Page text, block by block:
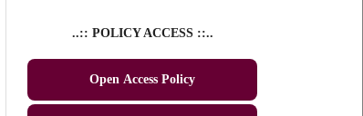
..:: POLICY ACCESS ::..
Open Access Policy